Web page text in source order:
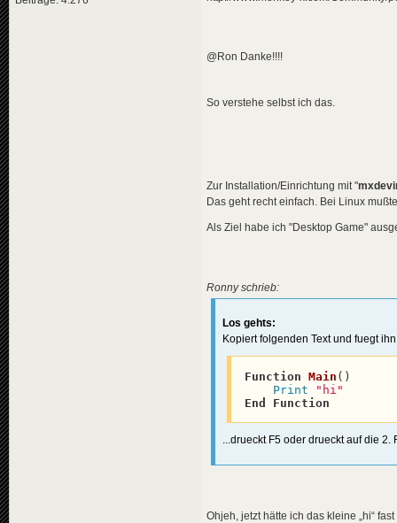
@Ron Danke!!!!
So verstehe selbst ich das.
Zur Installation/Einrichtung mit "
Das geht recht einfach. Bei Linux
Als Ziel habe ich "Desktop Game"
Ronny schrieb:
Los gehts:
Kopiert folgenden Text und fuegt
Function Main ( )
Print
"hi"
End
Function
...drueckt F5 oder drueckt auf die
Ohjeh, jetzt hätte ich das kleine „hi“